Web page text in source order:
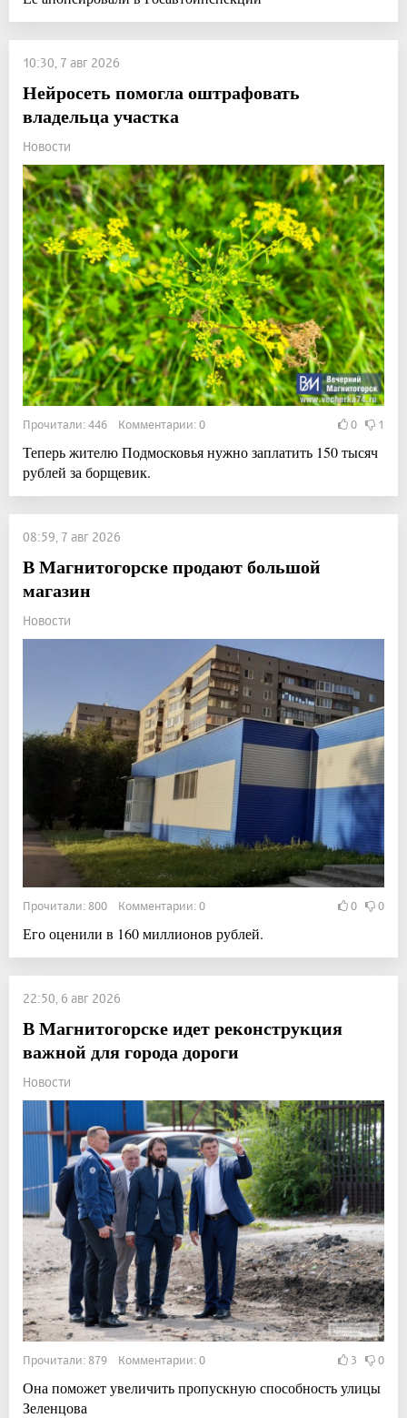
10:30, 7 авг 2026
Нейросеть помогла оштрафовать
владельца участка
Новости
Прочитали: 446 Комментарии: 0 0 1
Теперь жителю Подмосковья нужно заплатить 150 тысяч
рублей за борщевик.
08:59, 7 авг 2026
В Магнитогорске продают большой
магазин
Новости
Прочитали: 800 Комментарии: 0 0 0
Его оценили в 160 миллионов рублей.
22:50, 6 авг 2026
В Магнитогорске идет реконструкция
важной для города дороги
Новости
Прочитали: 879 Комментарии: 0 3 0
Она поможет увеличить пропускную способность улицы
Зеленцова